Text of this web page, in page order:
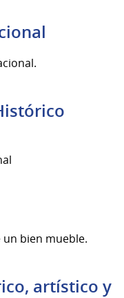
un bien mueble.
artístico y